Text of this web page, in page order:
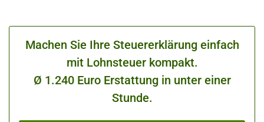
Machen Sie Ihre Steuererklärung einfach
mit Lohnsteuer kompakt.
Ø 1.240 Euro Erstattung in unter einer
Stunde.